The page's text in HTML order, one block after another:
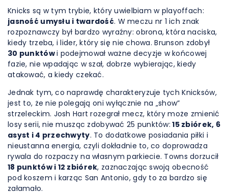
Knicks są w tym trybie, który uwielbiam w playoffach:
jasność umysłu i twardość. W meczu nr 1 ich znak
rozpoznawczy był bardzo wyraźny: obrona, która naciska,
kiedy trzeba, i lider, który się nie chowa. Brunson zdobył
30 punktówi podejmował ważne decyzje w końcowej
fazie, nie wpadając w szał, dobrze wybierając, kiedy
atakować, a kiedy czekać.
Jednak tym, co naprawdę charakteryzuje tych Knicksów,
jest to, że nie polegają oni wyłącznie na „show”
strzeleckim. Josh Hart rozegrał mecz, który może zmienić
losy serii, nie musząc zdobywać 25 punktów: 15 zbiórek, 6
asyst i 4 przechwyty. To dodatkowe posiadania piłki i
nieustanna energia, czyli dokładnie to, co doprowadza
rywala do rozpaczy na własnym parkiecie. Towns dorzucił
18 punktów i 12 zbiórek, zaznaczając swoją obecność
pod koszem i karząc San Antonio, gdy to za bardzo się
załamało.